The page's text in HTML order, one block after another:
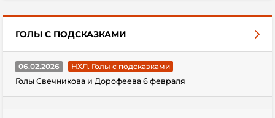
ГОЛЫ С ПОДСКАЗКАМИ
06.02.2026
НХЛ. Голы с подсказками
Голы Свечникова и Дорофеева 6 февраля